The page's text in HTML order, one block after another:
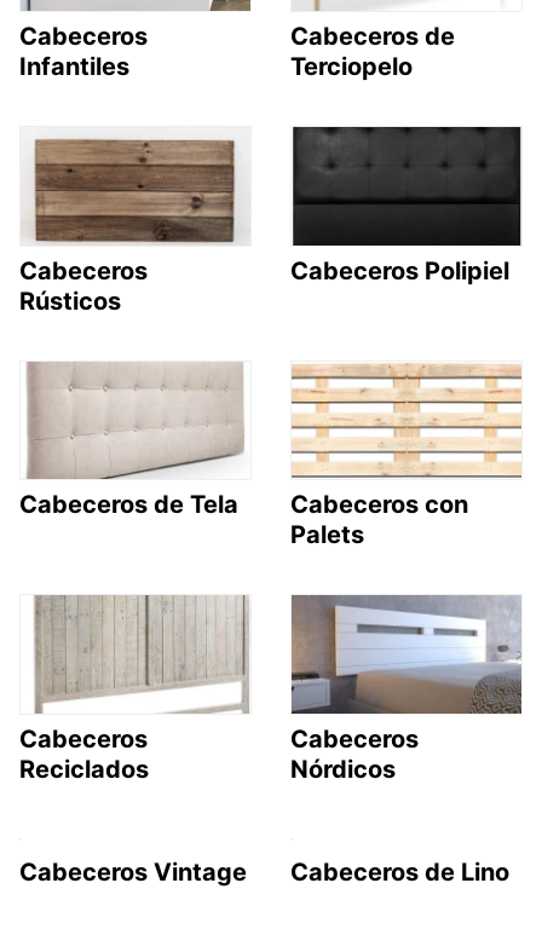
Cabeceros
Infantiles
Cabeceros de
Terciopelo
Cabeceros
Rústicos
Cabeceros Polipiel
Cabeceros de Tela
Cabeceros con
Palets
Cabeceros
Reciclados
Cabeceros
Nórdicos
Cabeceros Vintage Cabeceros de Lino